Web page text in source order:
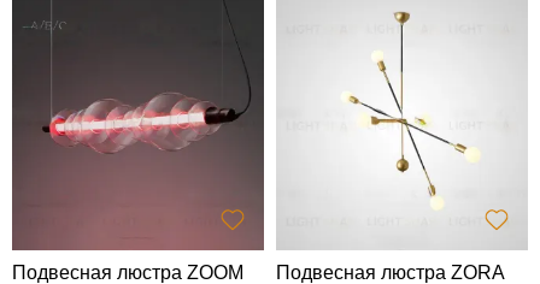
Подвесная люстра ZOOM
Подвесная люстра ZORA